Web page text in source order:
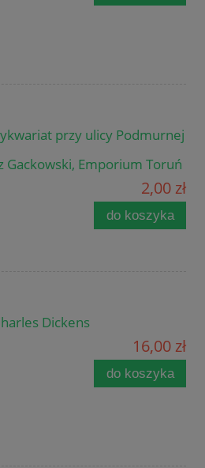
przy ulicy Podmurnej
Gackowski, Emporium Toruń
2,00 zł
do koszyka
Dickens
16,00 zł
do koszyka